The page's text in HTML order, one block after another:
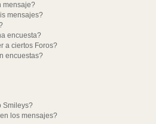
mensajes?
encuesta?
a ciertos Foros?
encuestas?
los mensajes?